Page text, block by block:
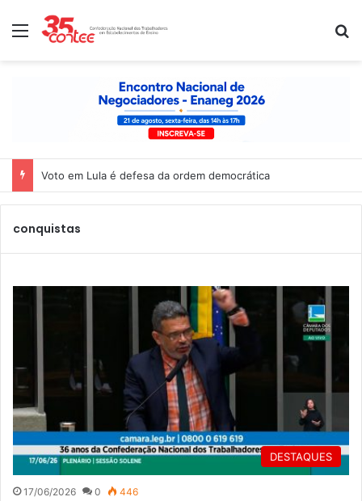
Menu
conquistas
DESTAQUES
17/06/2026 0 446